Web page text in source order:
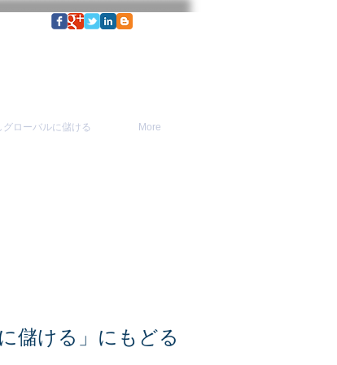
グローバルに儲ける More
儲ける」にもどる